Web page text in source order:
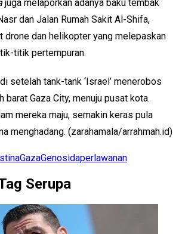
juga melaporkan adanya baku tembak
dan Jalan Rumah Sakit Al-Shifa,
dan helikopter yang melepaskan
titik pertempuran.
setelah tank-tank ‘Israel’ menerobos
barat Gaza City, menuju pusat kota.
mereka maju, semakin keras pula
menghadang. (zarahamala/arrahmah.id)
GazaGenosidaperlawanan
Serupa